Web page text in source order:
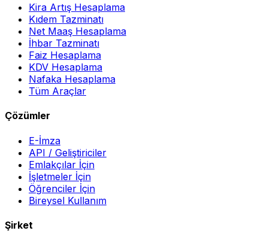
Kira Artış Hesaplama
Kıdem Tazminatı
Net Maaş Hesaplama
İhbar Tazminatı
Faiz Hesaplama
KDV Hesaplama
Nafaka Hesaplama
Tüm Araçlar
Çözümler
E-İmza
API / Geliştiriciler
Emlakçılar İçin
İşletmeler İçin
Öğrenciler İçin
Bireysel Kullanım
Şirket